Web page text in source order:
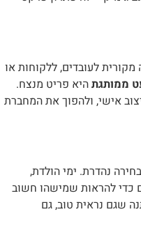
לעובדים, ללקוחות או
ממותגתהיא פריט מנצח.
אישי, ולהפוך את המחברת
נהדרת. ימי הולדת,
להראות שמישהו חשוב
שגם נראית טוב, גם